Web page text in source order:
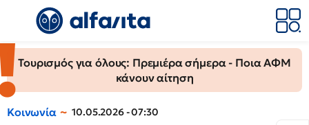
Τουρισμός για όλους: Πρεμιέρα σήμερα - Ποια ΑΦΜ
κάνουν αίτηση
Κοινωνία 10.05.2026 - 07:30